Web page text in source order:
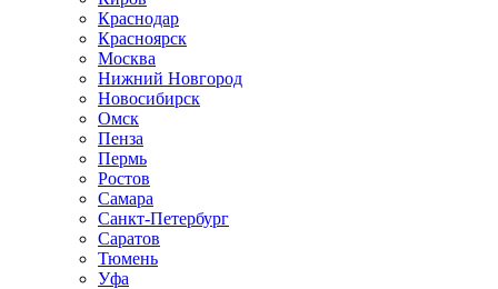
Краснодар
Красноярск
Москва
Нижний Новгород
Новосибирск
Омск
Пенза
Пермь
Ростов
Самара
Санкт-Петербург
Саратов
Тюмень
Уфа